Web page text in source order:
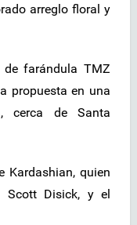
arreglo floral y
farándula TMZ
propuesta en una
cerca de Santa
Kardashian, quien
Disick, y el